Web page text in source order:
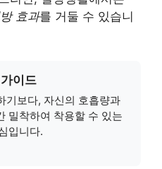
효과를 거둘 수 있습니
이드
기보다, 자신의 호흡량과
밀착하여 착용할 수 있는
입니다.